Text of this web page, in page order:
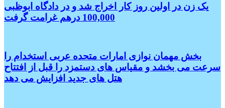
یک زن در اولین روز کار اخراج شد و در دادگاه ابوظبی
100,000 درهم غرامت گرفت
بخش مهمان نوازی امارات متحده عربی استخدام را
سرعت می بخشد و مقیاس های دستمزد را قبل از افتتاح
هتل های جدید افزایش می دهد